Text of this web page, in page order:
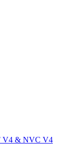
V4 & NVC V4